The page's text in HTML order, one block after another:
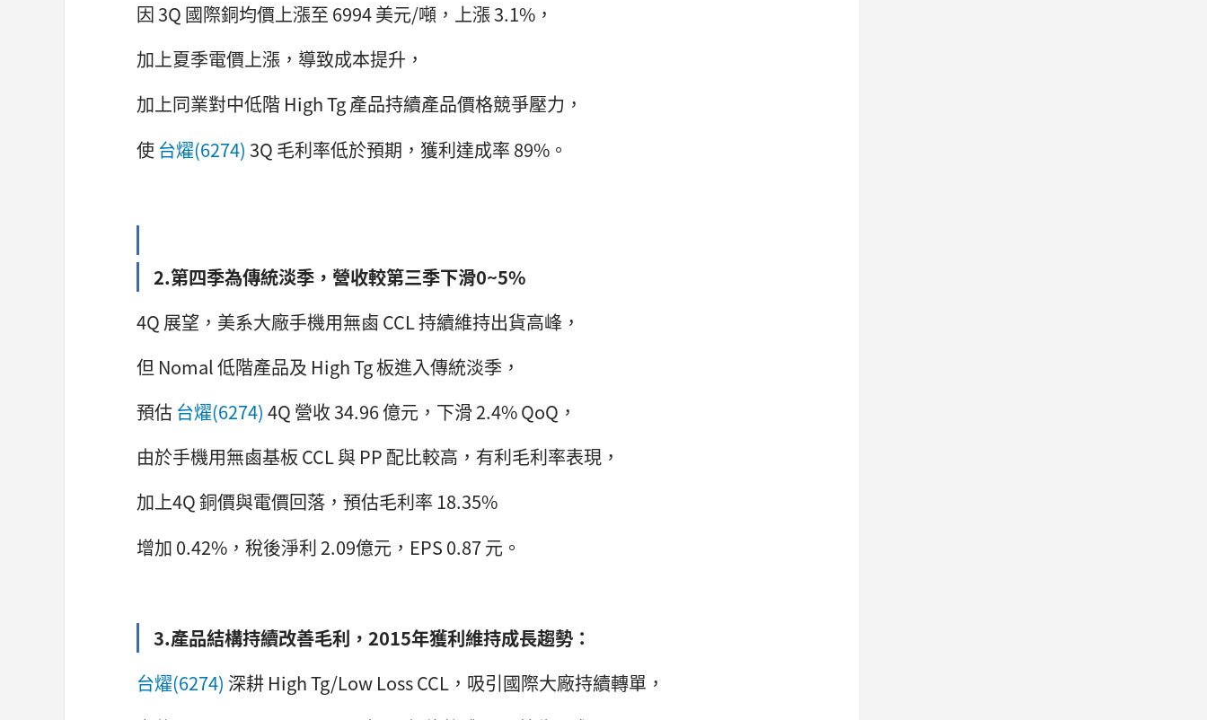
因 3Q 國際銅均價上漲至 6994 美元/噸，上漲 3.1%，
加上夏季電價上漲，導致成本提升，
加上同業對中低階 High Tg 產品持續產品價格競爭壓力，
使 台燿(6274) 3Q 毛利率低於預期，獲利達成率 89%。
2.第四季為傳統淡季，營收較第三季下滑0~5%
4Q 展望，美系大廠手機用無鹵 CCL 持續維持出貨高峰，
但 Nomal 低階產品及 High Tg 板進入傳統淡季，
預估 台燿(6274) 4Q 營收 34.96 億元，下滑 2.4% QoQ，
由於手機用無鹵基板 CCL 與 PP 配比較高，有利毛利率表現，
加上4Q 銅價與電價回落，預估毛利率 18.35%
增加 0.42%，稅後淨利 2.09億元，EPS 0.87 元。
3.產品結構持續改善毛利，2015年獲利維持成長趨勢：
台燿(6274) 深耕 High Tg/Low Loss CCL，吸引國際大廠持續轉單，